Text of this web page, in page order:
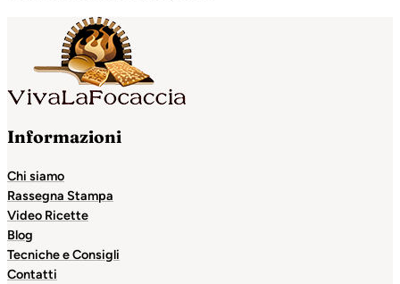
Informazioni
Chi siamo
Rassegna Stampa
Video Ricette
Blog
Tecniche e Consigli
Contatti